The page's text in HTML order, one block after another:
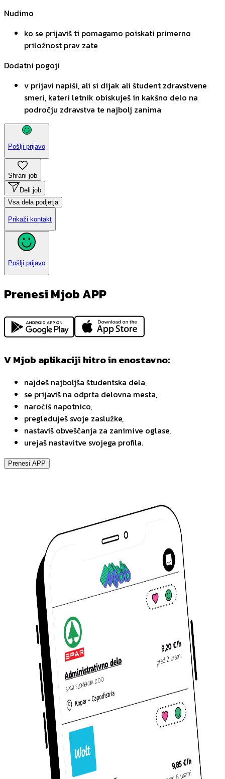
Nudimo
ko se prijaviš ti pomagamo poiskati primerno
priložnost prav zate
Dodatni pogoji
v prijavi napiši, ali si dijak ali študent zdravstvene
smeri, kateri letnik obiskuješ in kakšno delo na
področju zdravstva te najbolj zanima
Pošlji prijavo
Shrani job
Deli job
Vsa dela podjetja
Prikaži kontakt
Pošlji prijavo
Prenesi Mjob APP
V Mjob aplikaciji hitro in enostavno:
najdeš najboljša študentska dela,
se prijaviš na odprta delovna mesta,
naročiš napotnico,
pregleduješ svoje zaslužke,
nastaviš obveščanja za zanimive oglase,
urejaš nastavitve svojega profila.
Prenesi APP